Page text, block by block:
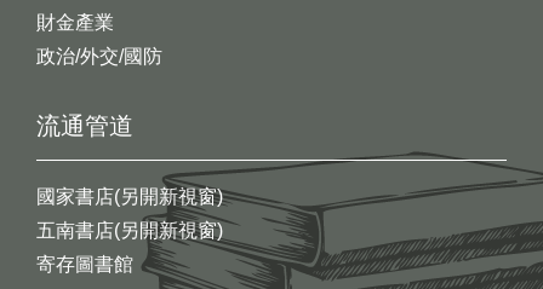
財金產業
政治/外交/國防
流通管道
國家書店(另開新視窗)
五南書店(另開新視窗)
寄存圖書館